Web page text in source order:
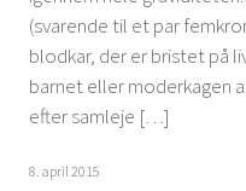
(svarende til et par
blodkar, der er bristet på
barnet eller moderkagen
efter samleje […]
8. april 2015